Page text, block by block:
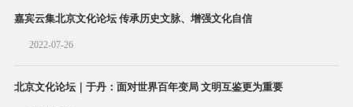
嘉宾云集北京文化论坛 传承历史文脉、增强文化自信
2022-07-26
北京文化论坛｜于丹：面对世界百年变局 文明互鉴更为重要